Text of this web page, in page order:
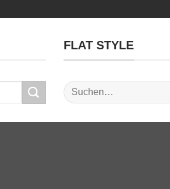
FLAT STYLE
Suchen
nach: